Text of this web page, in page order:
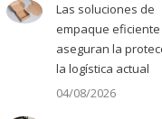
Las soluciones de
empaque eficiente
aseguran la
la logística actual
04/08/2026